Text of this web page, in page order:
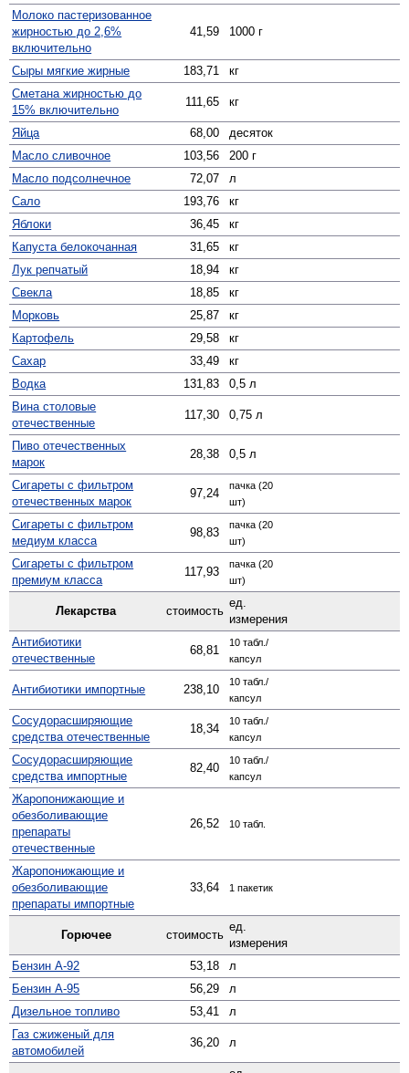
Молоко пастеризованное
жирностью до 2,6%
включительно
41,59 1000 г
Сыры мягкие жирные 183,71
кг
Сметана жирностью до
15% включительно
111,65 кг
Яйца 68,00
десяток
Масло сливочное
103,56
200 г
Масло подсолнечное
72,07
л
Сало
193,76
кг
Яблоки
36,45
кг
Капуста белокочанная
31,65
кг
Лук репчатый
18,94
кг
Свекла
18,85
кг
Морковь
25,87
кг
Картофель
29,58
кг
Сахар
33,49
кг
Водка
131,83
0,5 л
Вина столовые
отечественные
117,30 0,75 л
Пиво отечественных
марок
28,38 0,5 л
Сигареты с фильтром
отечественных марок
97,24
пачка (20
шт)
Сигареты с фильтром
медиум класса
98,83
пачка (20
шт)
Сигареты с фильтром
премиум класса
117,93
пачка (20
шт)
Лекарства стоимость
ед.
измерения
Антибиотики
отечественные
68,81
10 табл./
капсул
Антибиотики импортные 238,10
10 табл./
капсул
Сосудо­расширяющие
средства отечественные
18,34
10 табл./
капсул
Сосуд­орасширяющие
средства импортные
82,40
10 табл./
капсул
Жаро­понижающие и
обезболивающие
препараты
отечественные
26,52 10 табл.
Жаро­понижающие и
обезболивающие
препараты импортные
33,64 1 пакетик
Горючее стоимость
ед.
измерения
Бензин А-92
53,18
л
Бензин А-95
56,29
л
Дизельное топливо
53,41
л
Газ сжиженый для
автомобилей
36,20 л